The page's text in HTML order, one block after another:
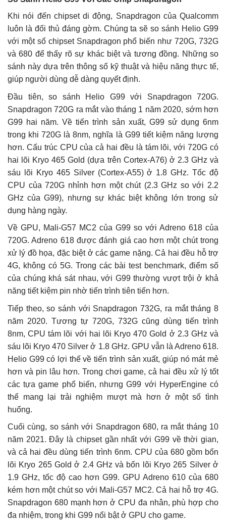
Khi nói đến chipset di động, Snapdragon của Qualcomm
luôn là đối thủ đáng gờm. Chúng ta sẽ so sánh Helio G99
với một số chipset Snapdragon phổ biến như 720G, 732G
và 680 để thấy rõ sự khác biệt và tương đồng. Những so
sánh này dựa trên thông số kỹ thuật và hiệu năng thực tế,
giúp người dùng dễ dàng quyết định.
Đầu tiên, so sánh Helio G99 với Snapdragon 720G.
Snapdragon 720G ra mắt vào tháng 1 năm 2020, sớm hơn
G99 hai năm. Về tiến trình sản xuất, G99 sử dụng 6nm
trong khi 720G là 8nm, nghĩa là G99 tiết kiệm năng lượng
hơn. Cấu trúc CPU của cả hai đều là tám lõi, với 720G có
hai lõi Kryo 465 Gold (dựa trên Cortex-A76) ở 2.3 GHz và
sáu lõi Kryo 465 Silver (Cortex-A55) ở 1.8 GHz. Tốc độ
CPU của 720G nhỉnh hơn một chút (2.3 GHz so với 2.2
GHz của G99), nhưng sự khác biệt không lớn trong sử
dụng hàng ngày.
Về GPU, Mali-G57 MC2 của G99 so với Adreno 618 của
720G. Adreno 618 được đánh giá cao hơn một chút trong
xử lý đồ họa, đặc biệt ở các game nặng. Cả hai đều hỗ trợ
4G, không có 5G. Trong các bài test benchmark, điểm số
của chúng khá sát nhau, với G99 thường vượt trội ở khả
năng tiết kiệm pin nhờ tiến trình tiên tiến hơn.
Tiếp theo, so sánh với Snapdragon 732G, ra mắt tháng 8
năm 2020. Tương tự 720G, 732G cũng dùng tiến trình
8nm, CPU tám lõi với hai lõi Kryo 470 Gold ở 2.3 GHz và
sáu lõi Kryo 470 Silver ở 1.8 GHz. GPU vẫn là Adreno 618.
Helio G99 có lợi thế về tiến trình sản xuất, giúp nó mát mẻ
hơn và pin lâu hơn. Trong chơi game, cả hai đều xử lý tốt
các tựa game phổ biến, nhưng G99 với HyperEngine có
thể mang lại trải nghiệm mượt mà hơn ở một số tình
huống.
Cuối cùng, so sánh với Snapdragon 680, ra mắt tháng 10
năm 2021. Đây là chipset gần nhất với G99 về thời gian,
và cả hai đều dùng tiến trình 6nm. CPU của 680 gồm bốn
lõi Kryo 265 Gold ở 2.4 GHz và bốn lõi Kryo 265 Silver ở
1.9 GHz, tốc độ cao hơn G99. GPU Adreno 610 của 680
kém hơn một chút so với Mali-G57 MC2. Cả hai hỗ trợ 4G.
Snapdragon 680 mạnh hơn ở CPU đa nhân, phù hợp cho
đa nhiệm, trong khi G99 nổi bật ở GPU cho game.